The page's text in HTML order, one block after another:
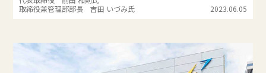
取締役兼管理部部長 吉田 いづみ氏
2023.06.05